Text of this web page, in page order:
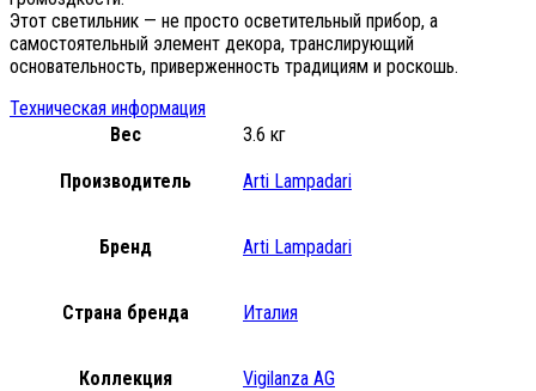
Этот светильник — не просто осветительный прибор, а
самостоятельный элемент декора, транслирующий
основательность, приверженность традициям и роскошь.
Техническая информация
Вес
3.6 кг
Производитель Arti Lampadari
Бренд Arti Lampadari
Страна бренда Италия
Коллекция Vigilanza AG